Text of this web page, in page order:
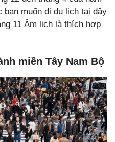
muốn đi du lịch tại đây
11 Âm lịch là thích hợp
miền Tây Nam Bộ